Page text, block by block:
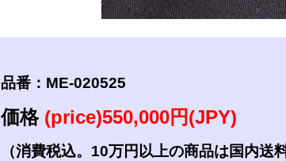
品番：ME-020525
価格 (price)550,000円(JPY)
（消費税込。10万円以上の商品は国内送料